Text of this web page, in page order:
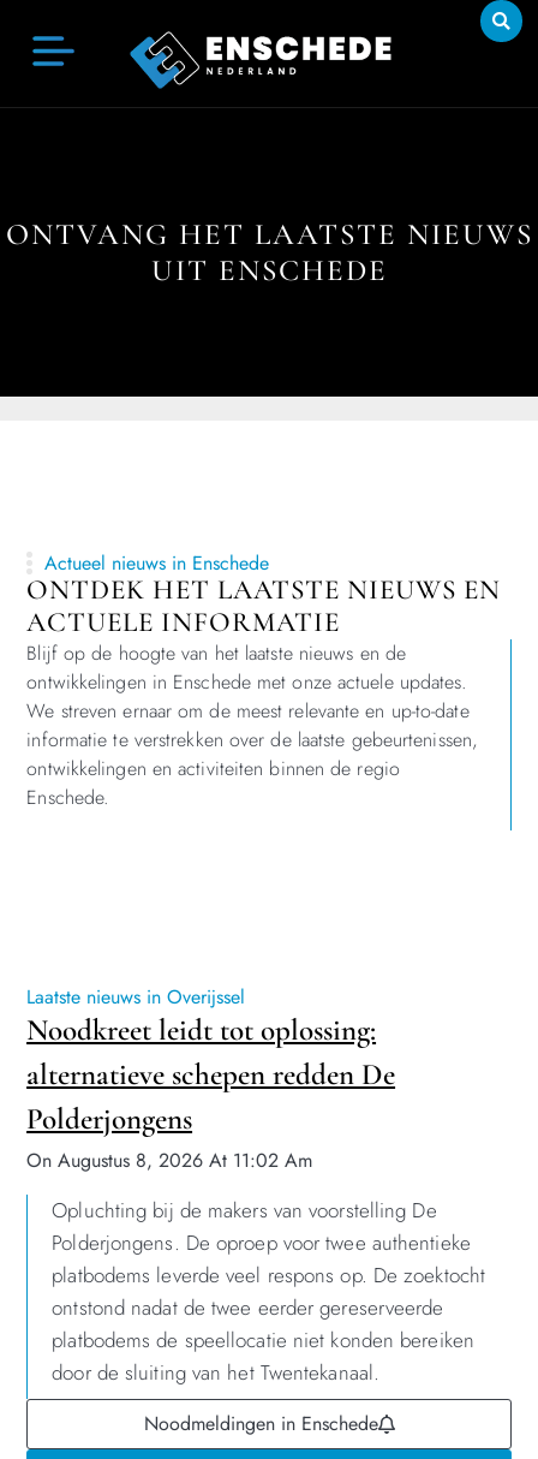
ONTVANG HET LAATSTE NIEUWS
UIT ENSCHEDE
Actueel nieuws in Enschede
ONTDEK HET LAATSTE NIEUWS EN
ACTUELE INFORMATIE
Blijf op de hoogte van het laatste nieuws en de
ontwikkelingen in Enschede met onze actuele updates.
We streven ernaar om de meest relevante en up-to-date
informatie te verstrekken over de laatste gebeurtenissen,
ontwikkelingen en activiteiten binnen de regio
Enschede.
Laatste nieuws in Overijssel
Noodkreet leidt tot oplossing:
alternatieve schepen redden De
Polderjongens
On Augustus 8, 2026 At 11:02 Am
Opluchting bij de makers van voorstelling De
Polderjongens. De oproep voor twee authentieke
platbodems leverde veel respons op. De zoektocht
ontstond nadat de twee eerder gereserveerde
platbodems de speellocatie niet konden bereiken
door de sluiting van het Twentekanaal.
Noodmeldingen in Enschede